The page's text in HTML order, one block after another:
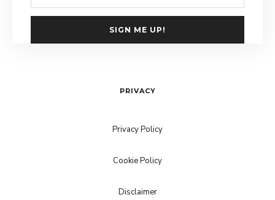
SIGN ME UP!
PRIVACY
Privacy Policy
Cookie Policy
Disclaimer